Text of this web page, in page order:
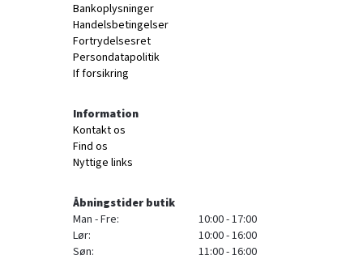
Bankoplysninger
Handelsbetingelser
Fortrydelsesret
Persondatapolitik
If forsikring
Information
Kontakt os
Find os
Nyttige links
Åbningstider butik
Man - Fre:
10:00 - 17:00
Lør:
10:00 - 16:00
Søn:
11:00 - 16:00